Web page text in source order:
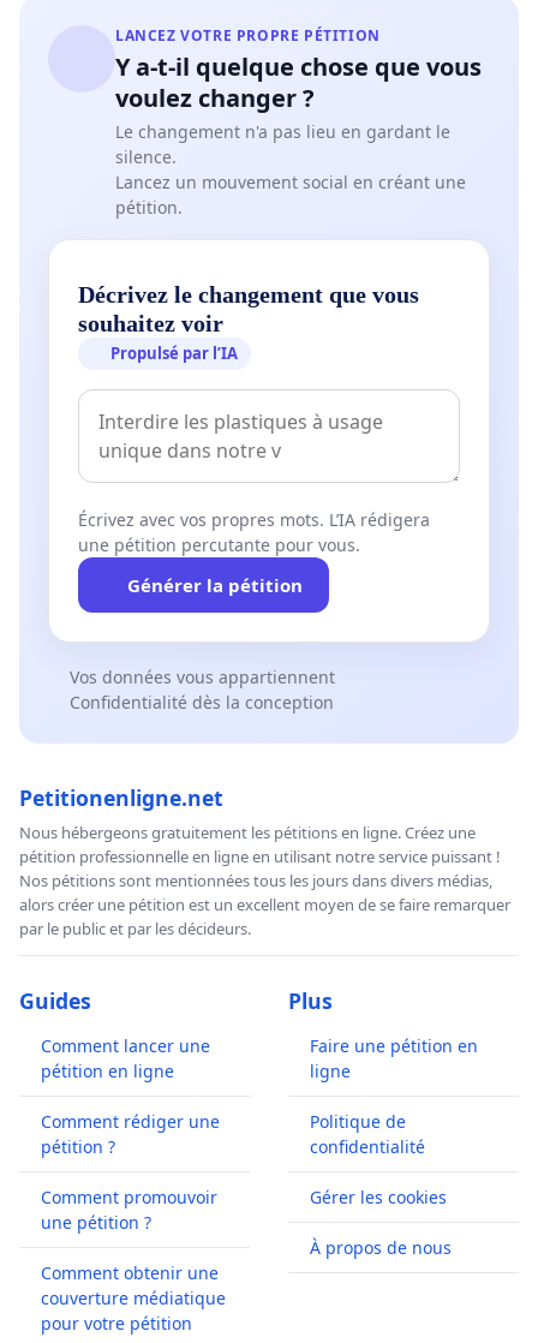
LANCEZ VOTRE PROPRE PÉTITION
Y a-t-il quelque chose que vous
voulez changer ?
Le changement n'a pas lieu en gardant le
silence.
Lancez un mouvement social en créant une
pétition.
Décrivez le changement que vous
souhaitez voir
Propulsé par l’IA
Écrivez avec vos propres mots. L’IA rédigera
une pétition percutante pour vous.
Générer la pétition
Vos données vous appartiennent
Confidentialité dès la conception
Petitionenligne.net
Nous hébergeons gratuitement les pétitions en ligne. Créez une
pétition professionnelle en ligne en utilisant notre service puissant !
Nos pétitions sont mentionnées tous les jours dans divers médias,
alors créer une pétition est un excellent moyen de se faire remarquer
par le public et par les décideurs.
Guides
Comment lancer une
pétition en ligne
Comment rédiger une
pétition ?
Comment promouvoir
une pétition ?
Comment obtenir une
couverture médiatique
pour votre pétition
Plus
Faire une pétition en
ligne
Politique de
confidentialité
Gérer les cookies
À propos de nous